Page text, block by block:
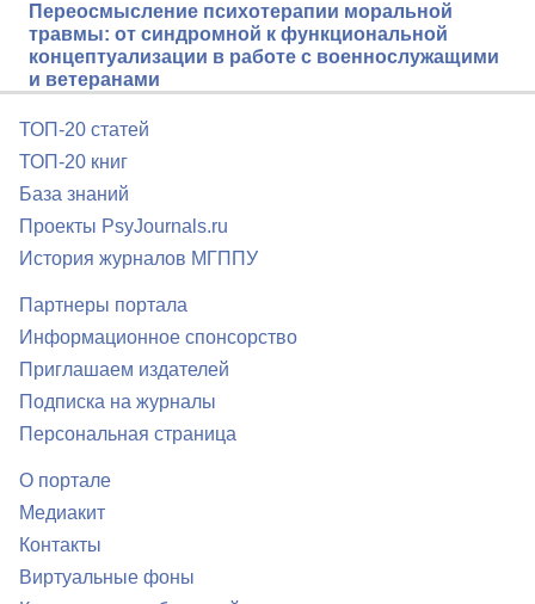
Переосмысление психотерапии моральной
травмы: от синдромной к функциональной
концептуализации в работе с военнослужащими
и ветеранами
ТОП-20 статей
ТОП-20 книг
База знаний
Проекты PsyJournals.ru
История журналов МГППУ
Партнеры портала
Информационное спонсорство
Приглашаем издателей
Подписка на журналы
Персональная страница
О портале
Медиакит
Контакты
Виртуальные фоны